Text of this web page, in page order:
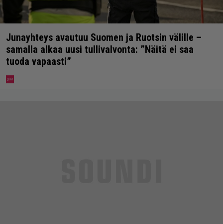
Junayhteys avautuu Suomen ja Ruotsin välille –
samalla alkaa uusi tullivalvonta: ”Näitä ei saa
tuoda vapaasti”